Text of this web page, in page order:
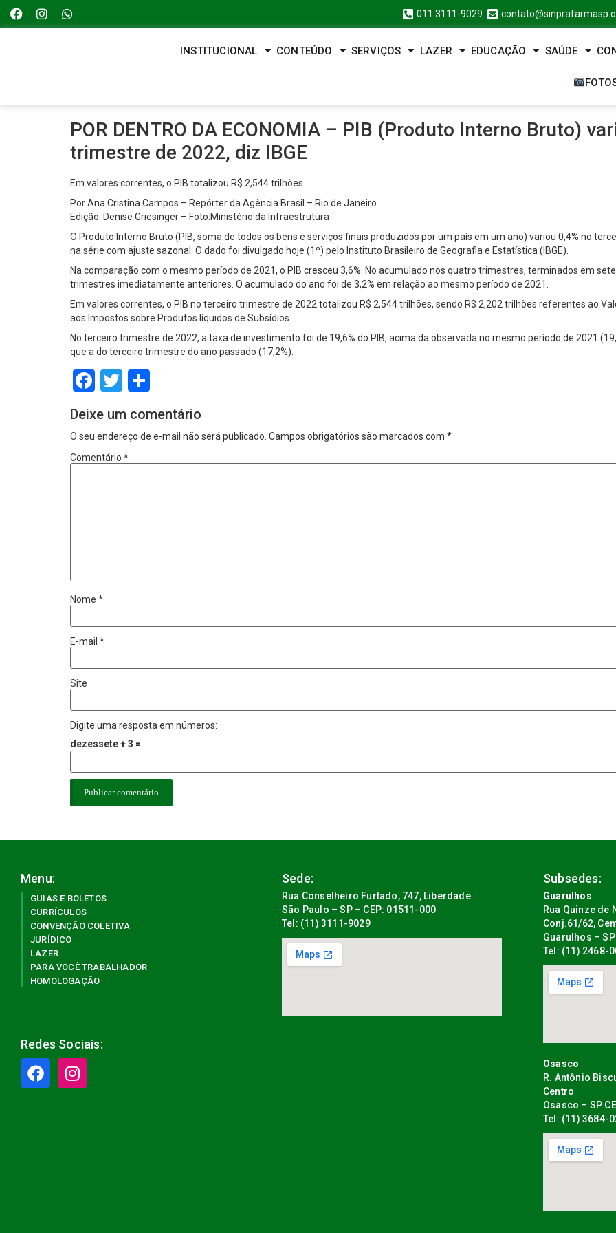
011 3111-9029
INSTITUCIONAL CONTEÚDO SERVIÇOS LAZER EDUCAÇÃO SAÚDE
POR DENTRO DA ECONOMIA – PIB (Produto Interno Bruto)
trimestre de 2022, diz IBGE
Em valores correntes, o PIB totalizou R$ 2,544 trilhões
Por Ana Cristina Campos – Repórter da Agência Brasil – Rio de Janeiro
Edição: Denise Griesinger – Foto:Ministério da Infraestrutura
O Produto Interno Bruto (PIB, soma de todos os bens e serviços finais produzidos por um país em um ano) variou 0,4% no
na série com ajuste sazonal. O dado foi divulgado hoje (1º) pelo Instituto Brasileiro de Geografia e Estatística (IBGE).
Na comparação com o mesmo período de 2021, o PIB cresceu 3,6%. No acumulado nos quatro trimestres, terminados em
trimestres imediatamente anteriores. O acumulado do ano foi de 3,2% em relação ao mesmo período de 2021.
Em valores correntes, o PIB no terceiro trimestre de 2022 totalizou R$ 2,544 trilhões, sendo R$ 2,202 trilhões referentes ao
aos Impostos sobre Produtos líquidos de Subsídios.
No terceiro trimestre de 2022, a taxa de investimento foi de 19,6% do PIB, acima da observada no mesmo período de 2021
que a do terceiro trimestre do ano passado (17,2%).
Facebook
Twitter
Deixe um comentário
O seu endereço de e-mail não será publicado. Campos obrigatórios são marcados com *
Comentário *
Nome *
E-mail *
Site
Digite uma resposta em números:
dezessete + 3 =
Menu:
GUIAS E BOLETOS
CURRÍCULOS
CONVENÇÃO COLETIVA
JURÍDICO
LAZER
PARA VOCÊ TRABALHADOR
HOMOLOGAÇÃO
Redes Sociais:
Sede:
Rua Conselheiro Furtado, 747, Liberdade
São Paulo – SP – CEP: 01511-000
Tel: (11) 3111-9029
Subsedes:
Guarulhos
Rua Quinze de
Conj.61/62,
Guarulhos –
Tel: (11) 2468-
Osasco
R. Antônio
Centro
Osasco – SP
Tel: (11) 3684-